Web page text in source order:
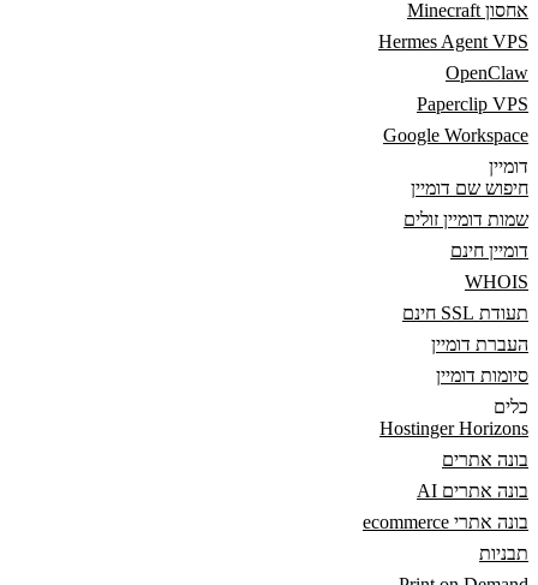
אחסון Minecraft
Hermes Agent VPS
OpenClaw
Paperclip VPS
Google Workspace
דומיין
חיפוש שם דומיין
שמות דומיין זולים
דומיין חינם
WHOIS
תעודת SSL חינם
העברת דומיין
סיומות דומיין
כלים
Hostinger Horizons
בונה אתרים
בונה אתרים AI
בונה אתרי ecommerce
תבניות